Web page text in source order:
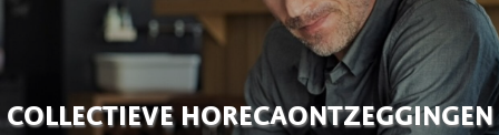
COLLECTIEVE HORECAONTZEGGINGEN